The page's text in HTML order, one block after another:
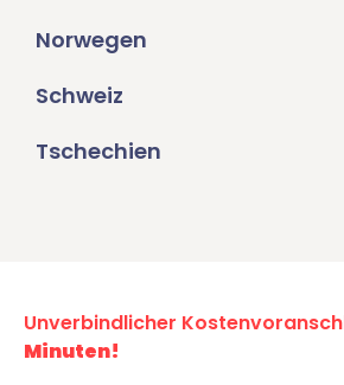
Norwegen
Schweiz
Tschechien
Unverbindlicher
Minuten!